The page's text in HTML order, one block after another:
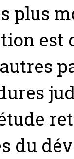
plus
est
du